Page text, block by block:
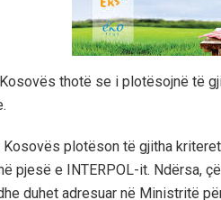
thotë se i plotësojnë të
Kosovës plotëson të gjitha
pjesë e INTERPOL-it. Ndërsa,
duhet adresuar në Ministritë